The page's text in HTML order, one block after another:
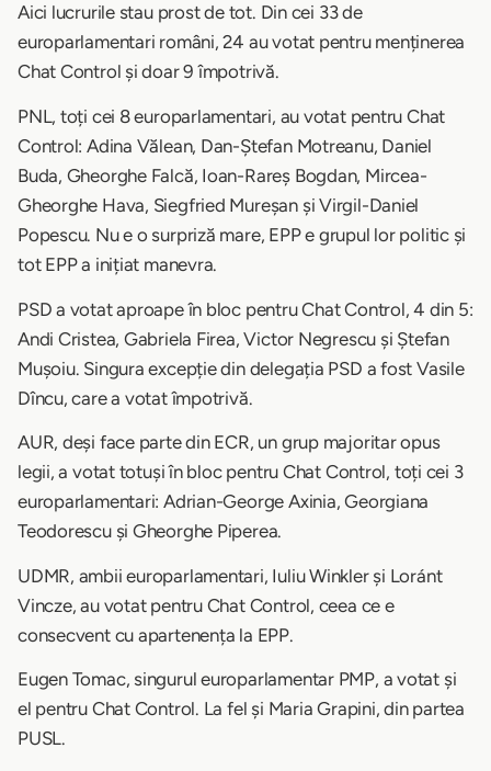
Aici lucrurile stau prost de tot. Din cei 33 de
europarlamentari români, 24 au votat pentru menținerea
Chat Control și doar 9 împotrivă.
PNL, toți cei 8 europarlamentari, au votat pentru Chat
Control: Adina Vălean, Dan-Ștefan Motreanu, Daniel
Buda, Gheorghe Falcă, Ioan-Rareș Bogdan, Mircea-
Gheorghe Hava, Siegfried Mureșan și Virgil-Daniel
Popescu. Nu e o surpriză mare, EPP e grupul lor politic și
tot EPP a inițiat manevra.
PSD a votat aproape în bloc pentru Chat Control, 4 din 5:
Andi Cristea, Gabriela Firea, Victor Negrescu și Ștefan
Mușoiu. Singura excepție din delegația PSD a fost Vasile
Dîncu, care a votat împotrivă.
AUR, deși face parte din ECR, un grup majoritar opus
legii, a votat totuși în bloc pentru Chat Control, toți cei 3
europarlamentari: Adrian-George Axinia, Georgiana
Teodorescu și Gheorghe Piperea.
UDMR, ambii europarlamentari, Iuliu Winkler și Loránt
Vincze, au votat pentru Chat Control, ceea ce e
consecvent cu apartenența la EPP.
Eugen Tomac, singurul europarlamentar PMP, a votat și
el pentru Chat Control. La fel și Maria Grapini, din partea
PUSL.